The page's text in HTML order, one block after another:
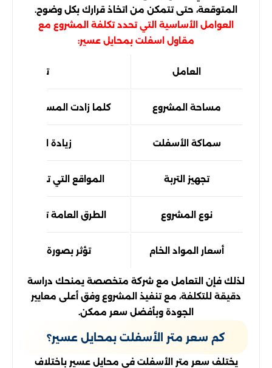
المتوقعة، حتى تتمكن من اتخاذ قرارك بكل وضوح.
العوامل الأساسية التي تحدد تكلفة المشروع مع
مقاول اسفلت بمحايل عسير:
العامل تأثيره على
مساحة المشروع كلما زادت المساحة
سماكة الأسفلت زيادة السماكة
تجهيز التربة المواقع التي تحتاج إلى
نوع المشروع الطرق العامة تختلف عن
أسعار المواد الخام تؤثر بصورة مباشرة
لذلك فإن التعامل مع شركة متخصصة يمنحك دراسة
دقيقة للتكلفة، مع تنفيذ المشروع وفق أعلى معايير
الجودة وبأفضل سعر ممكن.
كم سعر متر الأسفلت بمحايل عسير؟
يختلف سعر متر الأسفلت في محايل عسير باختلاف